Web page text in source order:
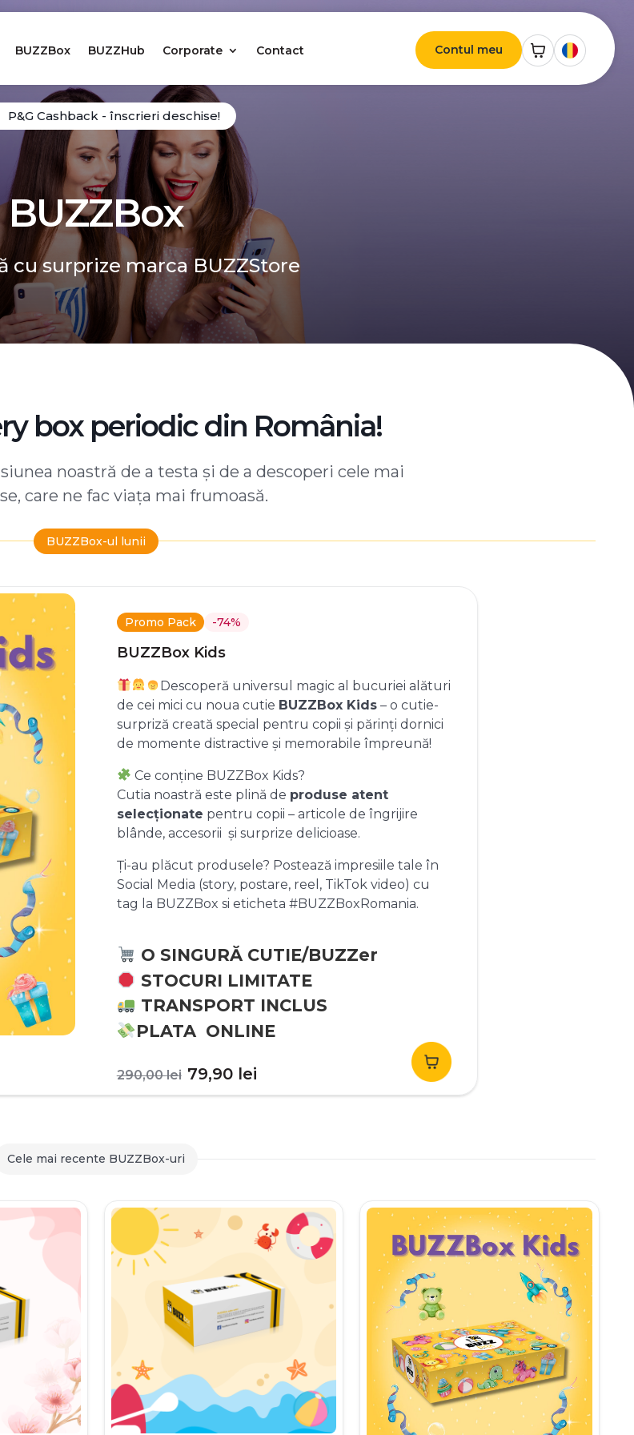
BUZZBox BUZZHub Corporate Contact Contul meu
P&G Cashback - înscrieri deschise!
BUZZBox
cu surprize marca BUZZStore
box periodic din România!
noastră de a testa și de a descoperi cele mai
care ne fac viața mai frumoasă.
BUZZBox-ul lunii
Promo Pack -74%
BUZZBox Kids
Descoperă universul magic al bucuriei alături
de cei mici cu noua cutie BUZZBox Kids– o cutie-
surpriză creată special pentru copii și părinți dornici
de momente distractive și memorabile împreună!
Ce conține BUZZBox Kids?
Cutia noastră este plină de produse atent
selecționate pentru copii – articole de îngrijire
blânde, accesorii și surprize delicioase.
Ți-au plăcut produsele? Postează impresiile tale în
Social Media (story, postare, reel, TikTok video) cu
tag la BUZZBox si eticheta #BUZZBoxRomania.
O SINGURĂ CUTIE/BUZZer
STOCURI LIMITATE
TRANSPORT INCLUS
PLATA ONLINE
290,00lei Prețul
inițial
79,90 leiPrețul
curent
Cele mai recente BUZZBox-uri